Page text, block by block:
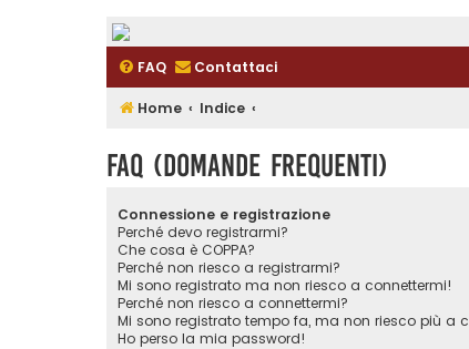
FAQ Contattaci
Home Indice
FAQ (Domande Frequenti)
Connessione e registrazione
Perché devo registrarmi?
Che cosa è COPPA?
Perché non riesco a registrarmi?
Mi sono registrato ma non riesco a connettermi!
Perché non riesco a connettermi?
Mi sono registrato tempo fa, ma non riesco più a
Ho perso la mia password!